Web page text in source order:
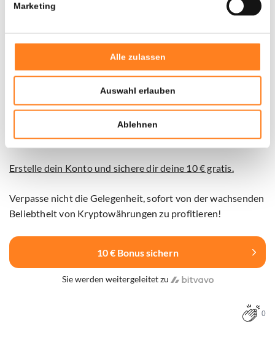
Marketing
Alle zulassen
Auswahl erlauben
Ablehnen
Sichere dir noch heute 10 € gratis und zahle keine
Nutze diese einmalige Chance mit Newsbit und Bitvavo,
indem du jetzt über den Button unten ein Konto eröffnest.
Zahle nur 10 € ein und erhalte sofort 10 € gratis. Außerdem
kannst du 7 Tage lang gebührenfrei über deine ersten
10.000 € an Transaktionen handeln. Starte noch heute und
profitiere direkt von der wachsenden Beliebtheit von
Kryptowährungen!
Erstelle dein Konto und sichere dir deine 10 € gratis.
Verpasse nicht die Gelegenheit, sofort von der wachsenden
Beliebtheit von Kryptowährungen zu profitieren!
10 € Bonus sichern
Sie werden weitergeleitet zu
0